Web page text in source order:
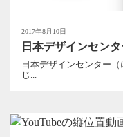
2017年8月10日
日本デザインセンタ
日本デザインセンター
じ...